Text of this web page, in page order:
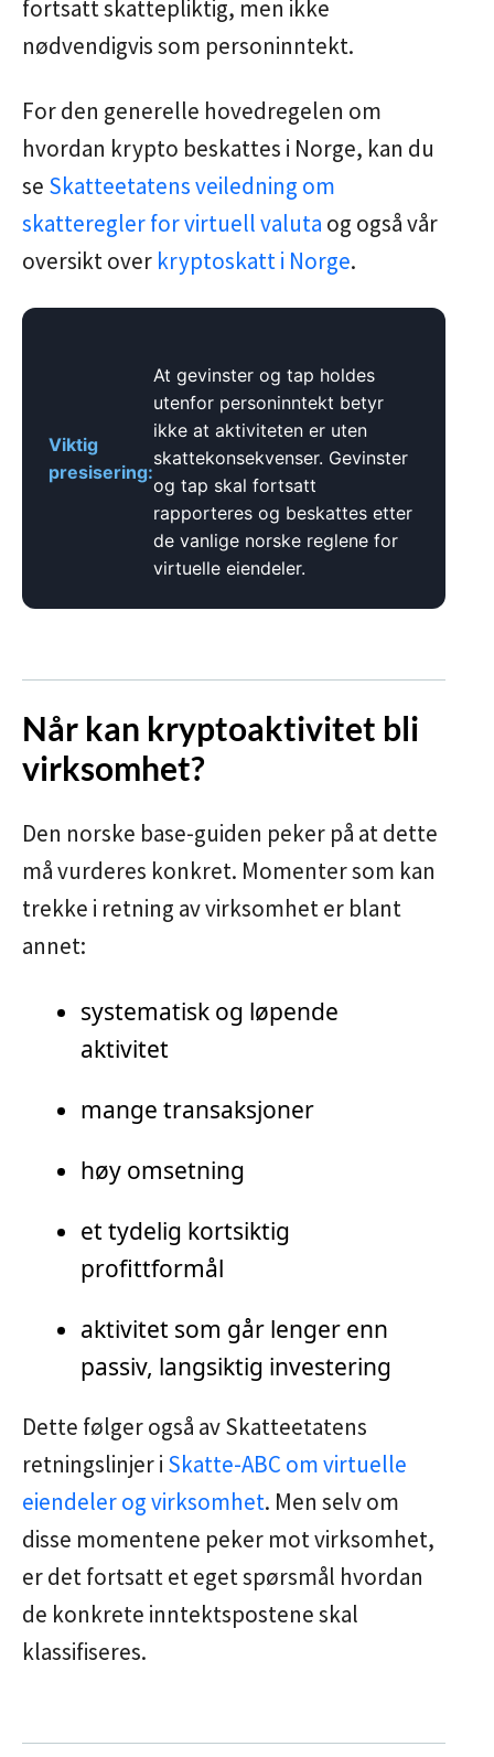
fortsatt skattepliktig, men ikke
nødvendigvis som personinntekt.
For den generelle hovedregelen om
hvordan krypto beskattes i Norge, kan du
se Skatteetatens veiledning om
skatteregler for virtuell valuta og også vår
oversikt over kryptoskatt i Norge.
Viktig
presisering:
At gevinster og tap holdes
utenfor personinntekt betyr
ikke at aktiviteten er uten
skattekonsekvenser. Gevinster
og tap skal fortsatt
rapporteres og beskattes etter
de vanlige norske reglene for
virtuelle eiendeler.
Når kan kryptoaktivitet bli
virksomhet?
Den norske base-guiden peker på at dette
må vurderes konkret. Momenter som kan
trekke i retning av virksomhet er blant
annet:
systematisk og løpende
aktivitet
mange transaksjoner
høy omsetning
et tydelig kortsiktig
profittformål
aktivitet som går lenger enn
passiv, langsiktig investering
Dette følger også av Skatteetatens
retningslinjer i Skatte-ABC om virtuelle
eiendeler og virksomhet. Men selv om
disse momentene peker mot virksomhet,
er det fortsatt et eget spørsmål hvordan
de konkrete inntektspostene skal
klassifiseres.